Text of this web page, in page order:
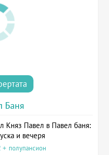
Баня
Княз Павел в Павел баня:
и вечеря
полупансион